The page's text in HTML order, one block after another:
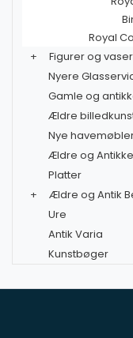
Royal
+
Figurer og vaser
Nyere
Gamle og
Ældre
Nye
Ældre og
Platter
+
Ældre og Antik
Ure
Antik Varia
Kunstbøger